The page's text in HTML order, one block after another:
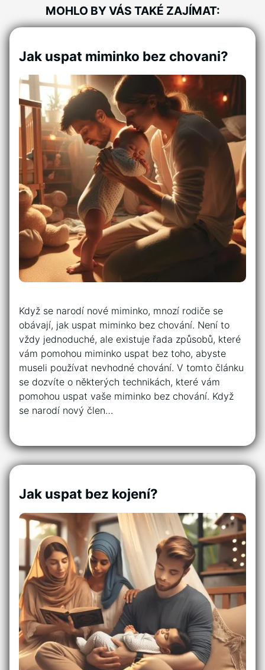
MOHLO BY VÁS TAKÉ ZAJÍMAT:
Jak uspat miminko bez chovani?
Když se narodí nové miminko, mnozí rodiče se
obávají, jak uspat miminko bez chování. Není to
vždy jednoduché, ale existuje řada způsobů, které
vám pomohou miminko uspat bez toho, abyste
museli používat nevhodné chování. V tomto článku
se dozvíte o některých technikách, které vám
pomohou uspat vaše miminko bez chování. Když
se narodí nový člen…
Jak uspat bez kojení?